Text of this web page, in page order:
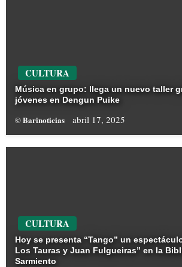
CULTURA
Música en grupo: llega un nuevo taller
jóvenes en Dengun Puike
© Barinoticias abril 17, 2025
CULTURA
Hoy se presenta “Tango” un
Los Tauras y Juan Fulgueiras” en la
Sarmiento